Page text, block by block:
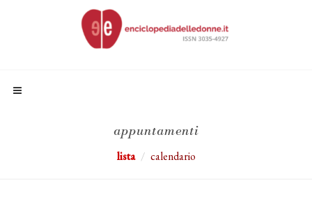
appuntamenti
lista calendario